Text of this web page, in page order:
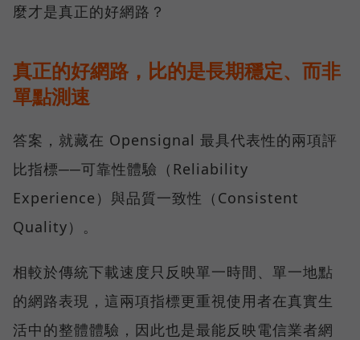
麼才是真正的好網路？
真正的好網路，比的是長期穩定、而非
單點測速
答案，就藏在 Opensignal 最具代表性的兩項評
比指標──可靠性體驗（Reliability
Experience）與品質一致性（Consistent
Quality）。
相較於傳統下載速度只反映單一時間、單一地點
的網路表現，這兩項指標更重視使用者在真實生
活中的整體體驗，因此也是最能反映電信業者網